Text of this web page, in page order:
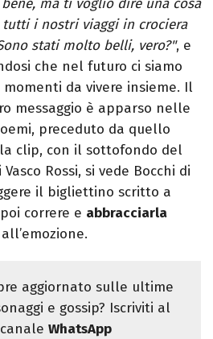
ma ti voglio dire una cosa
i nostri viaggi in crociera
stati molto belli, vero?", e
che nel futuro ci siamo
da vivere insieme. Il
messaggio è apparso nelle
preceduto da quello
clip, con il sottofondo del
Rossi, si vede Bocchi di
il bigliettino scritto a
correre e abbracciarla
aggiornato sulle ultime
e gossip? Iscriviti al
WhatsApp